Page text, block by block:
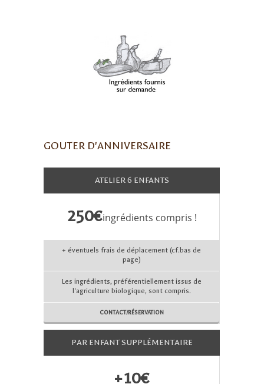
GOUTER D'ANNIVERSAIRE
ATELIER 6 ENFANTS
250€ingrédients compris !
+ éventuels frais de déplacement (cf.bas de
page)
Les ingrédients, préférentiellement issus de
l'agriculture biologique, sont compris.
CONTACT/RÉSERVATION
PAR ENFANT SUPPLÉMENTAIRE
+10€